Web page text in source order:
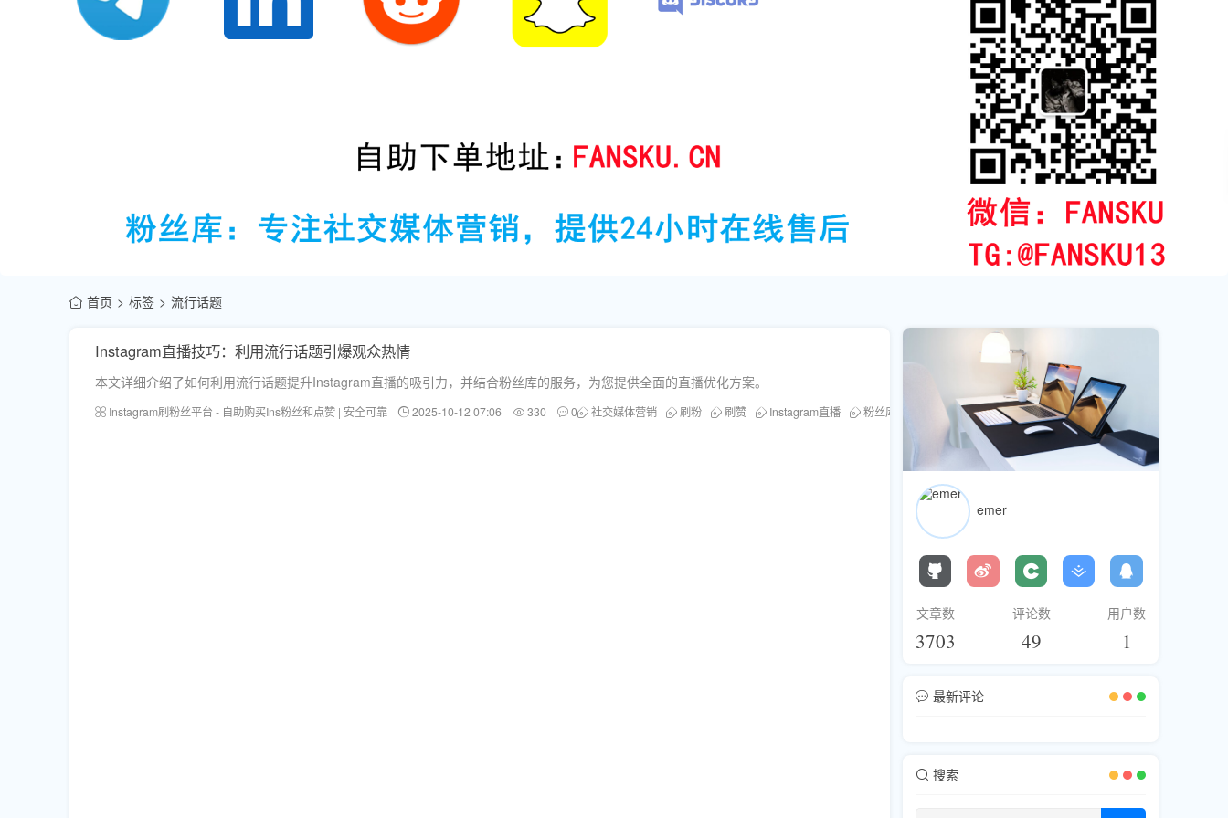
首页 标签 流行话题
Instagram直播技巧：利用流行话题引爆观众热情
本文详细介绍了如何利用流行话题提升Instagram直播的吸引力，并结合粉丝库的服务，为您提供全面的直播优化方案。
Instagram刷粉丝平台 - 自助购买Ins粉丝和点赞 | 安全可靠 2025-10-12 07:06 330 0 社交媒体营销 刷粉 刷赞 Instagram直播 粉丝库 流行话题
emer
文章数
3703
评论数
49
用户数
1
最新评论
搜索